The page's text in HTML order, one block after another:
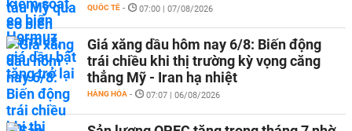
QUỐC TẾ - 07:00 | 07/08/2026
Giá xăng dầu hôm nay 6/8: Biến động
trái chiều khi thị trường kỳ vọng căng
thẳng Mỹ - Iran hạ nhiệt
HÀNG HÓA - 07:07 | 06/08/2026